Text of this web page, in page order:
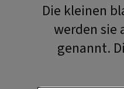
Die kleinen
werden sie
genannt.